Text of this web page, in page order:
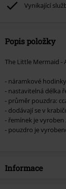
Vynikající
Popis položky
The Little Mermaid -
- náramkové
- nastavitelná délka
- průměr pouzdra:
- dodávají se v
- řemínek je
- pouzdro je
Informace